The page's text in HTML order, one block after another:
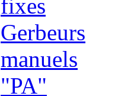
fixes
Gerbeurs
manuels
"PA"